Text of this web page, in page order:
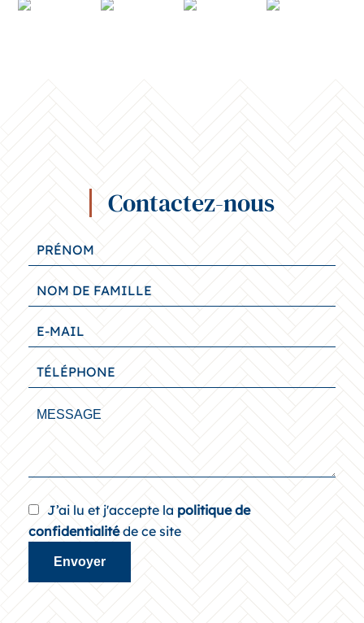
Contactez-nous
J’ai lu et j'accepte la politique de
confidentialitéde ce site
Envoyer